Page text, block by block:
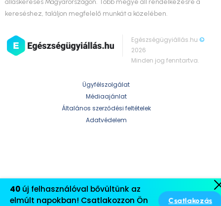
álláskeresés Magyarországon. Több megye áll rendelkezésre a
kereséshez, találjon megfelelő munkát a közelében.
Egészségügyiállás.hu©
2026
Minden jog fenntartva.
Ügyfélszolgálat
Médiaajánlat
Általános szerződési feltételek
Adatvédelem
40 új felhasználóval bővültünk az
elmúlt napokban! Csatlakozzon Ön
Csatlakozás